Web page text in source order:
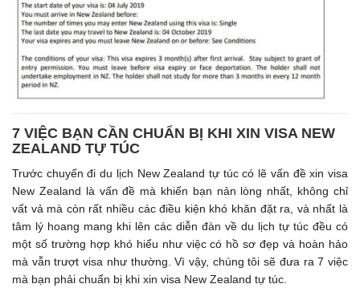
7 VIỆC BẠN CẦN CHUẨN BỊ KHI XIN VISA NEW
ZEALAND TỰ TÚC
Trước chuyến đi du lịch New Zealand tự túc có lẽ vấn đề xin visa
New Zealand là vấn đề mà khiến bạn nản lòng nhất, không chỉ
vất vả mà còn rất nhiều các điều kiện khó khăn đặt ra, và nhất là
tâm lý hoang mang khi lên các diễn đàn về du lịch tự túc đều có
một số trường hợp khó hiểu như việc có hồ sơ đẹp và hoàn hảo
mà vẫn trượt visa như thường. Vì vậy, chúng tôi sẽ đưa ra 7 việc
mà bạn phải chuẩn bị khi xin visa New Zealand tự túc.